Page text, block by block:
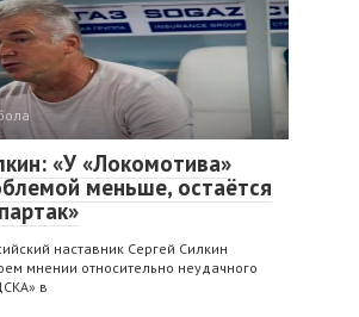
«У «Локомотива»
меньше, остаётся
наставник Сергей Силкин
мнении относительно неудачного
в